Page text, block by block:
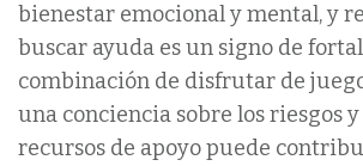
bienestar emocional y mental, y
buscar ayuda es un signo de
combinación de disfrutar de
una conciencia sobre los riesgos y
recursos de apoyo puede